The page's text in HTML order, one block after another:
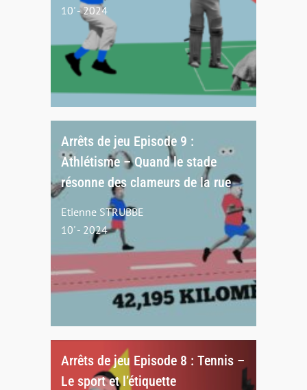
10' - 2024
Arrêts de jeu Episode 9 :
Athlétisme – Quand le stade
résonne des clameurs de la rue
Etienne STRUBBE
10' - 2024
Arrêts de jeu Episode 8 : Tennis –
Le sport et l’étiquette